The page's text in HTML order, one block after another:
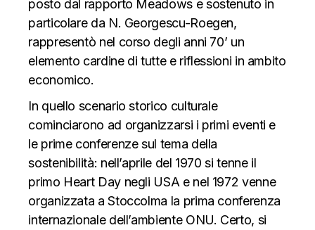
posto dal rapporto Meadows e sostenuto in
particolare da N. Georgescu-Roegen,
rappresentò nel corso degli anni 70’ un
elemento cardine di tutte e riflessioni in ambito
economico.
In quello scenario storico culturale
cominciarono ad organizzarsi i primi eventi e
le prime conferenze sul tema della
sostenibilità: nell’aprile del 1970 si tenne il
primo Heart Day negli USA e nel 1972 venne
organizzata a Stoccolma la prima conferenza
internazionale dell’ambiente ONU. Certo, si